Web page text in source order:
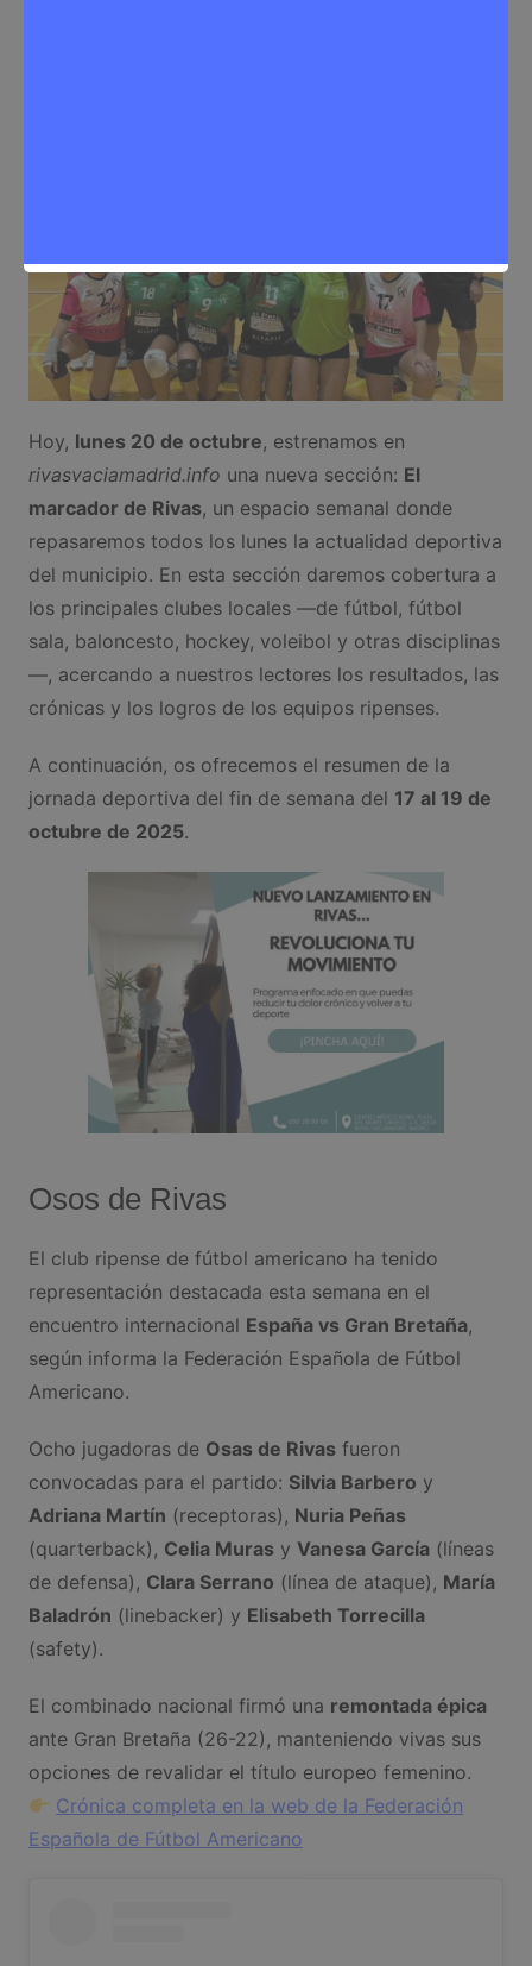
Hoy, lunes 20 de octubre, estrenamos en
rivasvaciamadrid.info una nueva sección: El
marcador de Rivas, un espacio semanal donde
repasaremos todos los lunes la actualidad deportiva
del municipio. En esta sección daremos cobertura a
los principales clubes locales —de fútbol, fútbol
sala, baloncesto, hockey, voleibol y otras disciplinas
—, acercando a nuestros lectores los resultados, las
crónicas y los logros de los equipos ripenses.
A continuación, os ofrecemos el resumen de la
jornada deportiva del fin de semana del 17 al 19 de
octubre de 2025.
Osos de Rivas
El club ripense de fútbol americano ha tenido
representación destacada esta semana en el
encuentro internacional España vs Gran Bretaña,
según informa la Federación Española de Fútbol
Americano.
Ocho jugadoras de Osas de Rivasfueron
convocadas para el partido: Silvia Barbero y
Adriana Martín (receptoras), Nuria Peñas
(quarterback), Celia Murasy Vanesa García(líneas
de defensa), Clara Serrano (línea de ataque), María
Baladrón (linebacker) y Elisabeth Torrecilla
(safety).
El combinado nacional firmó una remontada épica
ante Gran Bretaña (26-22), manteniendo vivas sus
opciones de revalidar el título europeo femenino.
Crónica completa en la web de la Federación
Española de Fútbol Americano